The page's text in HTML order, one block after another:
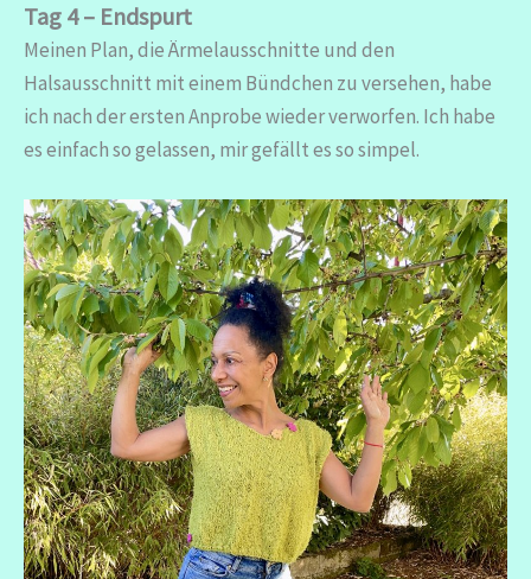
Tag 4 – Endspurt
Meinen Plan, die Ärmelausschnitte und den
Halsausschnitt mit einem Bündchen zu versehen, habe
ich nach der ersten Anprobe wieder verworfen. Ich habe
es einfach so gelassen, mir gefällt es so simpel.